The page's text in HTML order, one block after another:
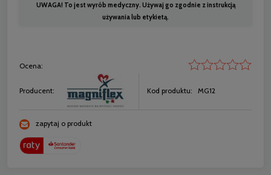
UWAGA! To jest wyrób medyczny. Używaj go zgodnie z instrukcją
używania lub etykietą.
Ocena:
Producent: Kod produktu: MG12
zapytaj o produkt